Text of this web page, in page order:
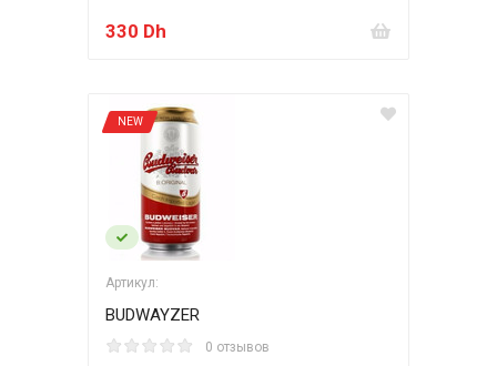
330 Dh
NEW
Артикул:
BUDWAYZER
0 отзывов